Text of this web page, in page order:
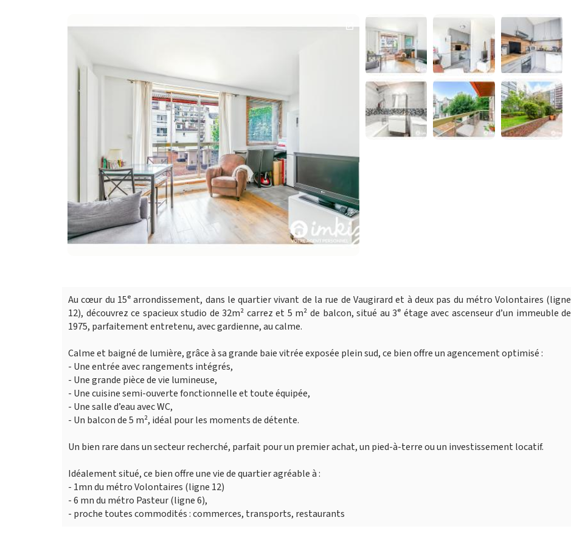
Au cœur du 15ᵉ arrondissement, dans le quartier vivant de la rue de Vaugirard et à deux pas du métro Volontaires (ligne
12), découvrez ce spacieux studio de 32m² carrez et 5 m² de balcon, situé au 3ᵉ étage avec ascenseur d’un immeuble de
1975, parfaitement entretenu, avec gardienne, au calme.
Calme et baigné de lumière, grâce à sa grande baie vitrée exposée plein sud, ce bien offre un agencement optimisé :
- Une entrée avec rangements intégrés,
- Une grande pièce de vie lumineuse,
- Une cuisine semi-ouverte fonctionnelle et toute équipée,
- Une salle d’eau avec WC,
- Un balcon de 5 m², idéal pour les moments de détente.
Un bien rare dans un secteur recherché, parfait pour un premier achat, un pied-à-terre ou un investissement locatif.
Idéalement situé, ce bien offre une vie de quartier agréable à :
- 1mn du métro Volontaires (ligne 12)
- 6 mn du métro Pasteur (ligne 6),
- proche toutes commodités : commerces, transports, restaurants